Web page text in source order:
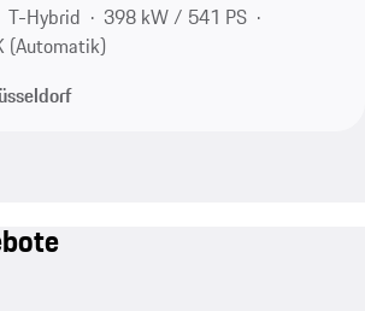
T-Hybrid
398 kW / 541 PS
(Automatik)